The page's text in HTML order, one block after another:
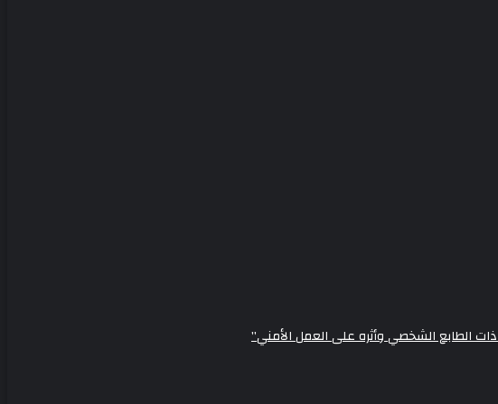
الطابع الشخصي وأثره على العمل الأمني”